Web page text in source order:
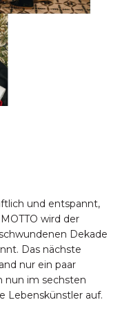
und entspannt,
wird der
Dekade
Das nächste
nur ein paar
nun im sechsten
Lebenskünstler auf.